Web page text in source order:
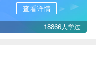
查看详情
18866人学过